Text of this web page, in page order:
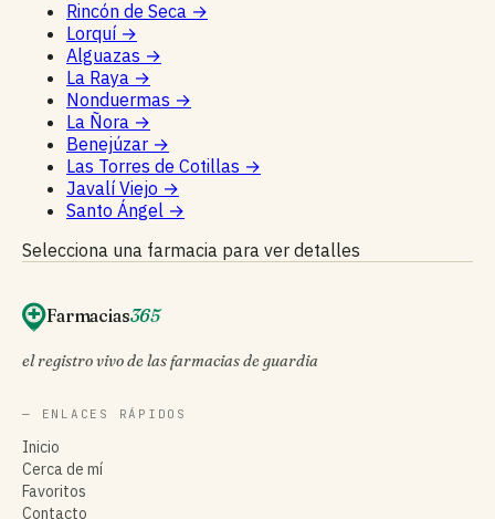
Rincón de Seca →
Lorquí →
Alguazas →
La Raya →
Nonduermas →
La Ñora →
Benejúzar →
Las Torres de Cotillas →
Javalí Viejo →
Santo Ángel →
Selecciona una farmacia para ver detalles
Farmacias365
el registro vivo de las farmacias de guardia
— ENLACES RÁPIDOS
Inicio
Cerca de mí
Favoritos
Contacto